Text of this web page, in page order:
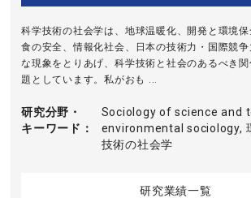
科学技術の社会学は、地球温暖化、開発と環境保
食の安全、情報化社会、日本の技術力・国際競争
な現象をとりあげ、科学技術と社会のあるべき
題としています。私がおも ...
研究分野・
キーワード
Sociology of science and
environmental sociology,
技術の社会学
研究業績一覧